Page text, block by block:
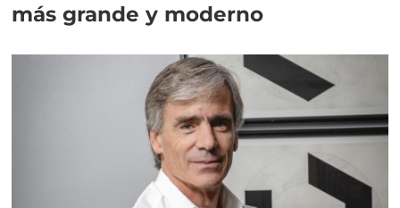
más grande y moderno